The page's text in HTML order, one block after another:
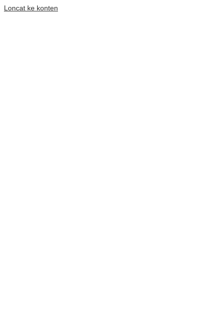
Loncat ke konten